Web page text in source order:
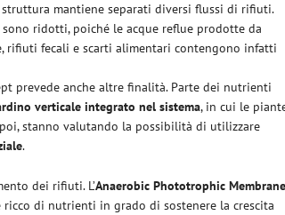
mantiene separati diversi flussi di rifiuti.
sono ridotti, poiché le acque reflue prodotte da
rifiuti fecali e scarti alimentari contengono infatti
prevede anche altre finalità. Parte dei nutrienti
verticale integrato nel sistema, in cui le
stanno valutando la possibilità di utilizzare
.
dei rifiuti. L’Anaerobic Phototrophic
di nutrienti in grado di sostenere la crescita